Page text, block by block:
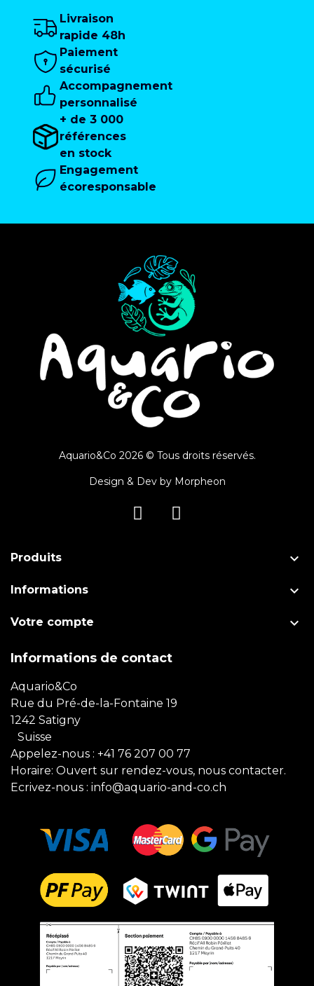
Livraison
rapide 48h
Paiement
sécurisé
Accompagnement
personnalisé
+ de 3 000
références
en stock
Engagement
écoresponsable
Aquario&Co 2026 © Tous droits réservés.
Design & Dev by Morpheon
Produits 
Informations 
Votre compte 
Informations de contact
Aquario&Co
Rue du Pré-de-la-Fontaine 19
1242 Satigny
Suisse
Appelez-nous : +41 76 207 00 77
Horaire: Ouvert sur rendez-vous, nous contacter.
Ecrivez-nous : info@aquario-and-co.ch